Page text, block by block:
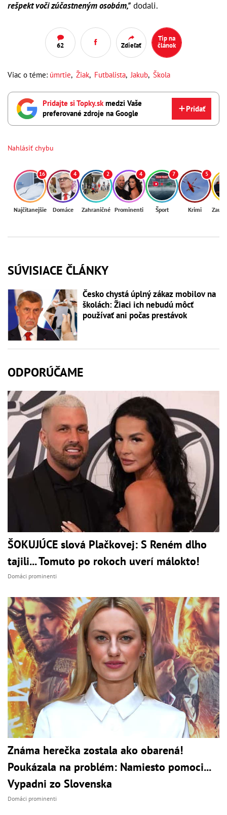
rešpekt voči zúčastneným osobám," dodali.
62 Zdieľať
Tip na
článok
Viac o téme: úmrtie, Žiak, Futbalista,Jakub, Škola
Pridajte si Topky.skmedzi Vaše
preferované zdroje na Google
Pridať
Nahlásiť chybu
16
Najčítanejšie
4
Domáce
2
Zahraničné
4
Prominenti
7
Šport
5
Krimi
SÚVISIACE ČLÁNKY
Česko chystá úplný zákaz mobilov na
školách: Žiaci ich nebudú môcť
používať ani počas prestávok
ODPORÚČAME
ŠOKUJÚCE slová Plačkovej: S Reném dlho
tajili... Tomuto po rokoch uverí málokto!
Domáci prominenti
Známa herečka zostala ako obarená!
Poukázala na problém: Namiesto pomoci...
Vypadni zo Slovenska
Domáci prominenti